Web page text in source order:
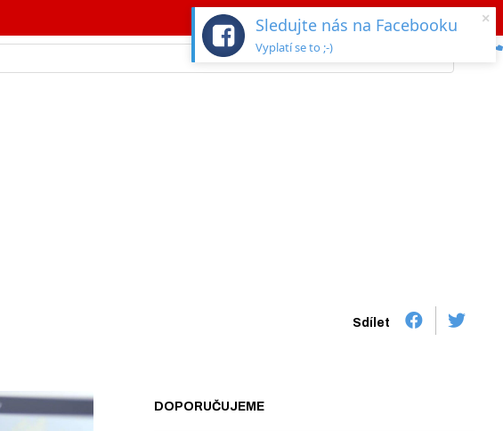
Sdílet
DOPORUČUJEME
×
Sledujte nás na Facebooku
Vyplatí se to ;-)